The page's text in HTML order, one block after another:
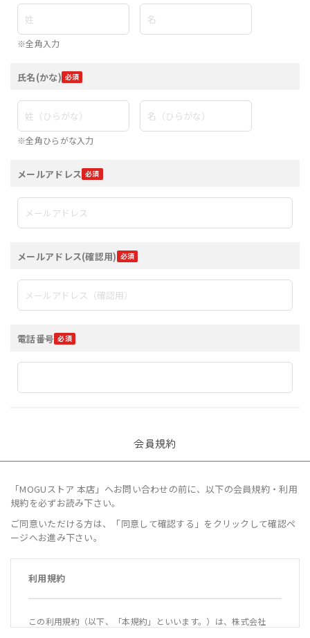
※全角入力
氏名(かな)
※全角ひらがな入力
メールアドレス
メールアドレス(確認用)
電話番号
会員規約
「MOGUストア 本店」へお問い合わせの前に、以下の会員規約・利用
規約を必ずお読み下さい。
ご同意いただける方は、「同意して確認する」をクリックして確認ペ
ージへお進み下さい。
利用規約
この利用規約（以下、「本規約」といいます。）は、株式会社